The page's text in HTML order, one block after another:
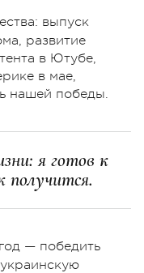
выпуск
развитие
в Ютубе,
в мае,
нашей победы.
я готов к
получится.
— победить